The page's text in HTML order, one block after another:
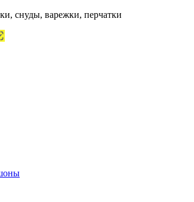
снуды, варежки, перчатки